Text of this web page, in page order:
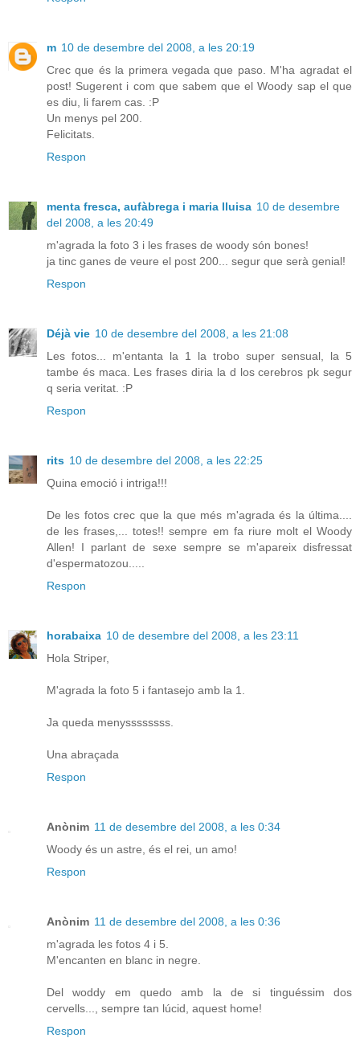
m 10 de desembre del 2008, a les 20:19
Crec que és la primera vegada que paso. M'ha agradat el
post! Sugerent i com que sabem que el Woody sap el que
es diu, li farem cas. :P
Un menys pel 200.
Felicitats.
Respon
menta fresca, aufàbrega i maria lluisa 10 de desembre
del 2008, a les 20:49
m'agrada la foto 3 i les frases de woody són bones!
ja tinc ganes de veure el post 200... segur que serà genial!
Respon
Déjà vie 10 de desembre del 2008, a les 21:08
Les fotos... m'entanta la 1 la trobo super sensual, la 5
tambe és maca. Les frases diria la d los cerebros pk segur
q seria veritat. :P
Respon
rits 10 de desembre del 2008, a les 22:25
Quina emoció i intriga!!!
De les fotos crec que la que més m'agrada és la última....
de les frases,... totes!! sempre em fa riure molt el Woody
Allen! I parlant de sexe sempre se m'apareix disfressat
d'espermatozou.....
Respon
horabaixa 10 de desembre del 2008, a les 23:11
Hola Striper,
M'agrada la foto 5 i fantasejo amb la 1.
Ja queda menyssssssss.
Una abraçada
Respon
Anònim 11 de desembre del 2008, a les 0:34
Woody és un astre, és el rei, un amo!
Respon
Anònim 11 de desembre del 2008, a les 0:36
m'agrada les fotos 4 i 5.
M'encanten en blanc in negre.
Del woddy em quedo amb la de si tinguéssim dos
cervells..., sempre tan lúcid, aquest home!
Respon